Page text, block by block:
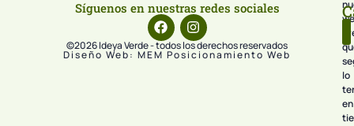
Síguenos en nuestras redes sociales
©2026 Ideya Verde - todos los derechos reservados
Diseño Web: MEM Posicionamiento Web
lo
en